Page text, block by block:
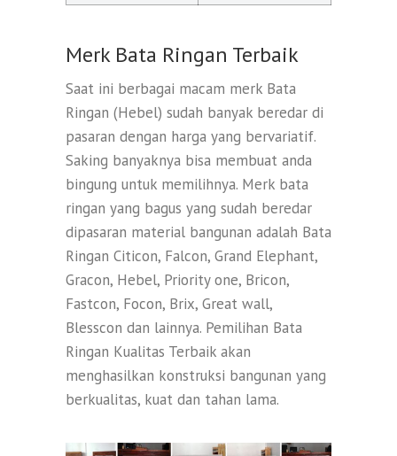
Merk Bata Ringan Terbaik
Saat ini berbagai macam merk Bata
Ringan (Hebel) sudah banyak beredar di
pasaran dengan harga yang bervariatif.
Saking banyaknya bisa membuat anda
bingung untuk memilihnya. Merk bata
ringan yang bagus yang sudah beredar
dipasaran material bangunan adalah Bata
Ringan Citicon, Falcon, Grand Elephant,
Gracon, Hebel, Priority one, Bricon,
Fastcon, Focon, Brix, Great wall,
Blesscon dan lainnya. Pemilihan Bata
Ringan Kualitas Terbaik akan
menghasilkan konstruksi bangunan yang
berkualitas, kuat dan tahan lama.